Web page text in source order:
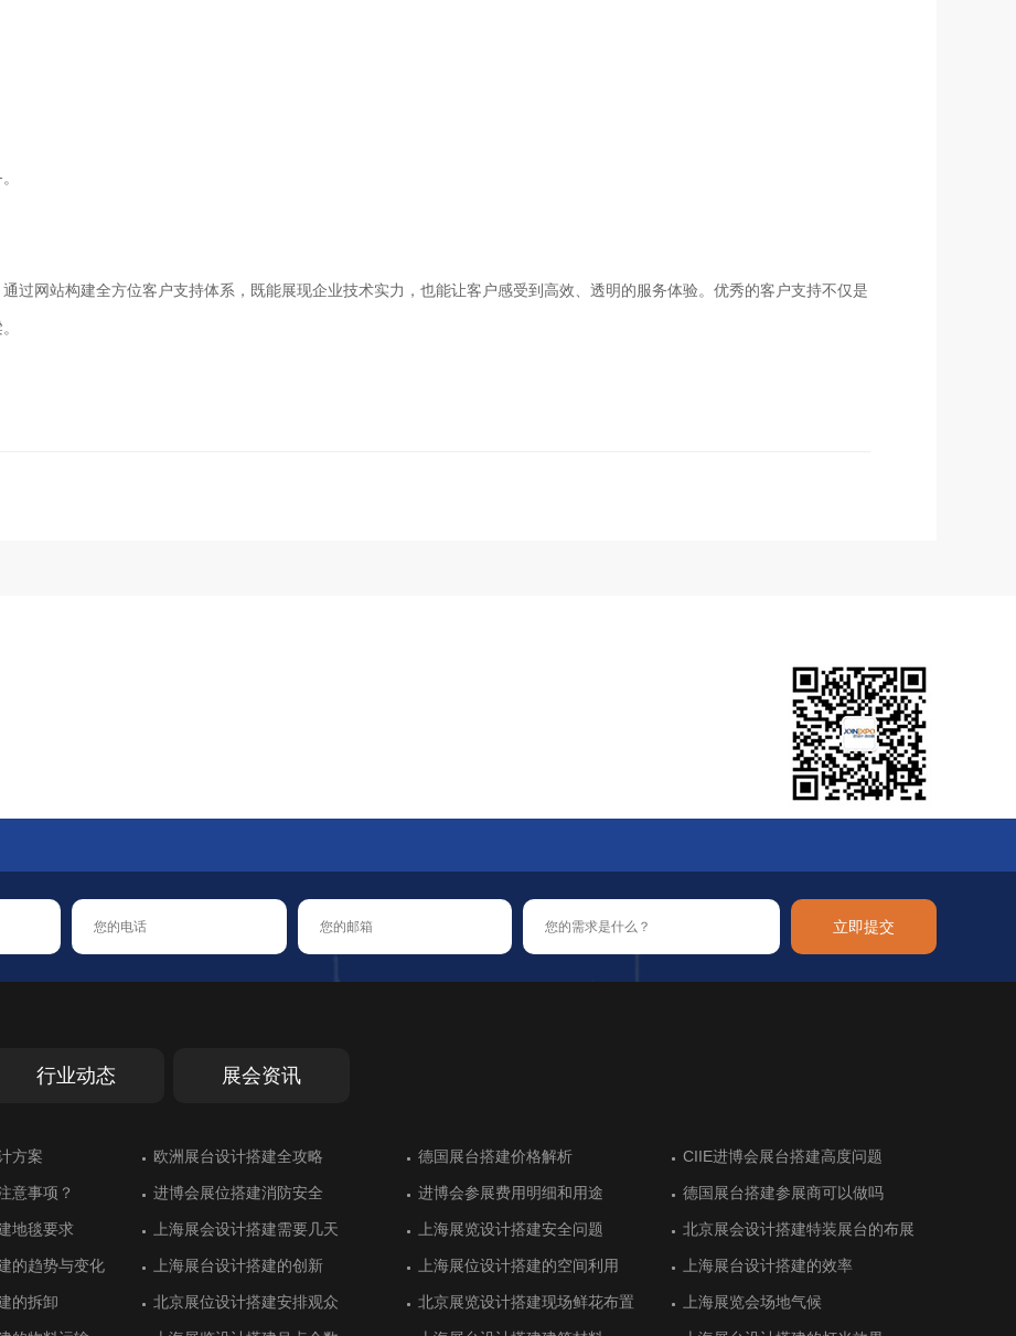
过网站构建全方位客户支持体系，既能展现企业技术实力，也能让客户感受到高效、透明的服务体验。优秀的客户支持不仅是
立即提交
行业动态 展会资讯
国汉诺威交通运输
德国斯图加特工业工程领展台搭建
土耳其伊斯坦布尔展台设计让展会成
德国科隆美容美发健康展览前的展台
荐
间美学
位设计
览设计
意大利米兰展台设计有特色的汽车行
法国里昂国际食品展览会展览设计
土耳其安卡拉酒店设备展展台设计需
方案 欧洲展台设计搭建全攻略 德国展台搭建价格解析 CIIE进博会展台搭建高度问题
意事项？ 进博会展位搭建消防安全 进博会参展费用明细和用途 德国展台搭建参展商可以做吗
地毯要求 上海展会设计搭建需要几天 上海展览设计搭建安全问题 北京展会设计搭建特装展台的布展
的趋势与变化 上海展台设计搭建的创新 上海展位设计搭建的空间利用 上海展台设计搭建的效率
的拆卸 北京展位设计搭建安排观众 北京展览设计搭建现场鲜花布置 上海展览会场地气候
建大放异彩 乌兹别克斯坦展台设计别具一格 绿色展台设计让新加坡参展热情高涨 阿根廷高水平的展位设计搭建
计效果 墨西哥展位搭建设计获得好评 阿根廷展位搭建体现绿色农业特色 猪肉联盟展位搭建顺利完工
利用充分 华普光电工业风展位设计 宏瑞达用展台设计衬托最新产品 E-star能源的展位设计气场十足
位设计 迪洛家具展台设计同样具有奢华感 致为化工展位搭建有序完工 恒光大简洁展台设计留住客户
计清新靓丽 珐玛珈集团注重展位设计效果 大海光伏重视展台搭建设计效果 上市公司三柏硕展台设计传递健康
不能错过的展会
德国斯图加特橡胶展展台搭建中对防
德国埃森家居用品和装饰品展展台搭
德国汉诺威木材加工机械展展台搭建
建
品行业展台设计搭
意大利里米尼值得参加的展会盘点 土耳其伊斯坦布尔老牌展位设计
土耳其安卡拉值得体验的展台设计搭
国汉诺威交通运输
德国斯图加特工业工程领展台搭建
土耳其伊斯坦布尔展台设计让展会成
德国科隆美容美发健康展览前的展台
荐
间美学
位设计
览设计
意大利米兰展台设计有特色的汽车行
法国里昂国际食品展览会展览设计
土耳其安卡拉酒店设备展展台设计需
方案 欧洲展台设计搭建全攻略 德国展台搭建价格解析 CIIE进博会展台搭建高度问题
意事项？ 进博会展位搭建消防安全 进博会参展费用明细和用途 德国展台搭建参展商可以做吗
地毯要求 上海展会设计搭建需要几天 上海展览设计搭建安全问题 北京展会设计搭建特装展台的布展
的趋势与变化 上海展台设计搭建的创新 上海展位设计搭建的空间利用 上海展台设计搭建的效率
的拆卸 北京展位设计搭建安排观众 北京展览设计搭建现场鲜花布置 上海展览会场地气候